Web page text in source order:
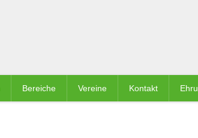
Bereiche Vereine Kontakt